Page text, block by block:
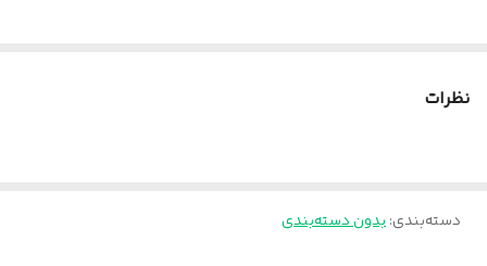
نظرات
دسته‌بندی:بدون دسته‌بندی